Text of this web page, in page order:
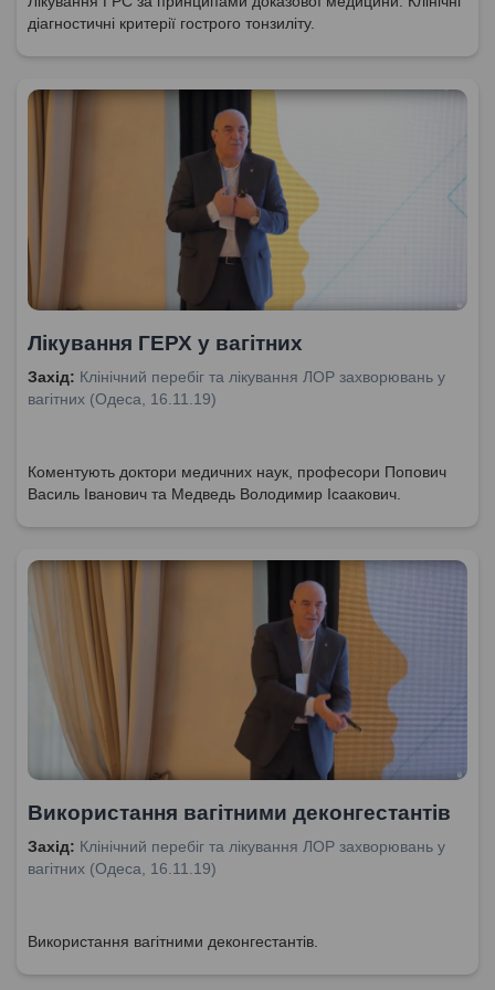
діагностичні критерії гострого тонзиліту.
Лікування ГЕРХ у вагітних
Захід: Клінічний перебіг та лікування ЛОР захворювань у
вагітних (Одеса, 16.11.19)
Коментують доктори медичних наук, професори Попович
Василь Іванович та Медведь Володимир Ісаакович.
Використання вагітними деконгестантів
Захід: Клінічний перебіг та лікування ЛОР захворювань у
вагітних (Одеса, 16.11.19)
Використання вагітними деконгестантів.